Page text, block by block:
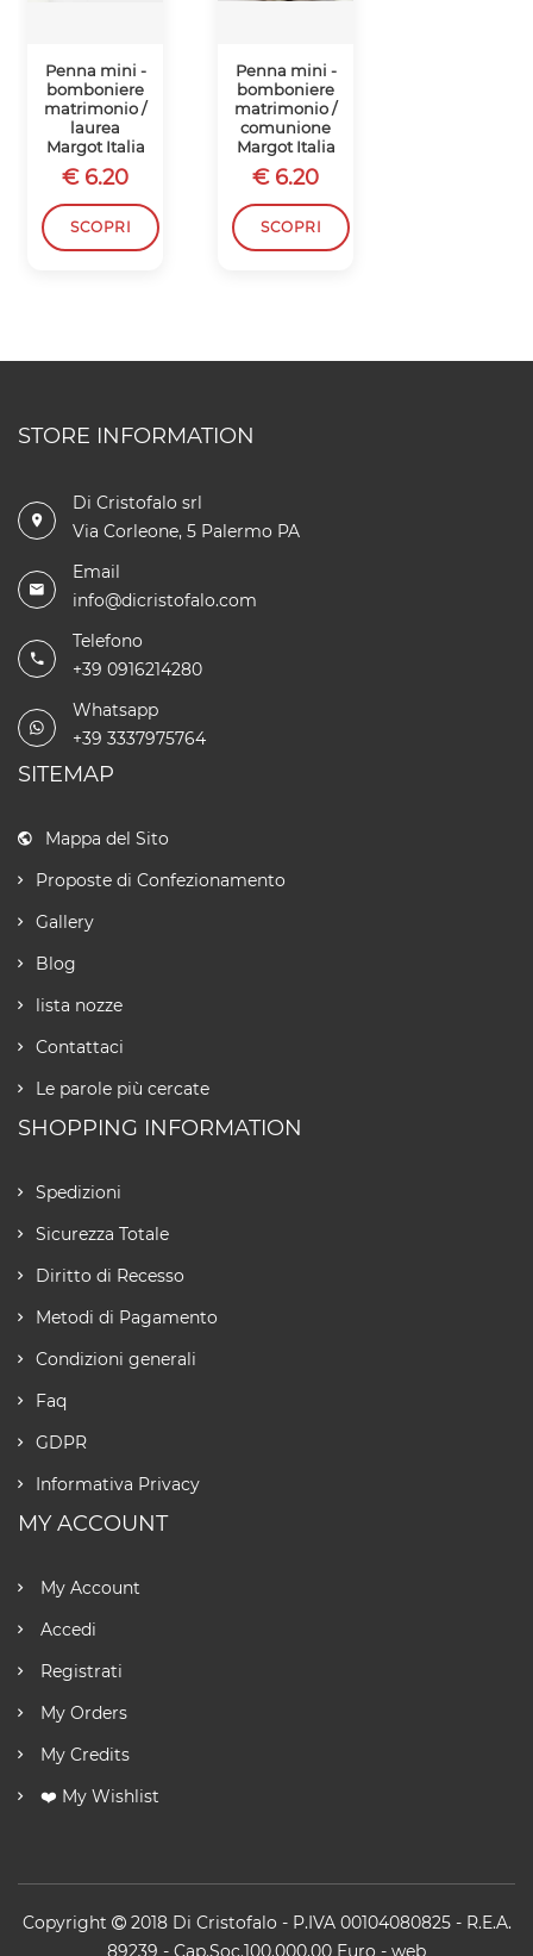
Penna mini -
bomboniere
matrimonio /
laurea
Margot Italia
€ 6.20
SCOPRI
Penna mini -
bomboniere
matrimonio /
comunione
Margot Italia
€ 6.20
SCOPRI
STORE INFORMATION
Di Cristofalo srl
Via Corleone, 5 Palermo PA
Email
info@dicristofalo.com
Telefono
+39 0916214280
Whatsapp
+39 3337975764
SITEMAP
Mappa del Sito
Proposte di Confezionamento
Gallery
Blog
lista nozze
Contattaci
Le parole più cercate
SHOPPING INFORMATION
Spedizioni
Sicurezza Totale
Diritto di Recesso
Metodi di Pagamento
Condizioni generali
Faq
GDPR
Informativa Privacy
MY ACCOUNT
My Account
Accedi
Registrati
My Orders
My Credits
❤️ My Wishlist
Copyright 2018 Di Cristofalo - P.IVA 00104080825 - R.E.A.
89239 - Cap.Soc.100.000,00 Euro - web